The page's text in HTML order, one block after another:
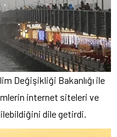
Değişikliği Bakanlığı ile
internet siteleri ve
dile getirdi.